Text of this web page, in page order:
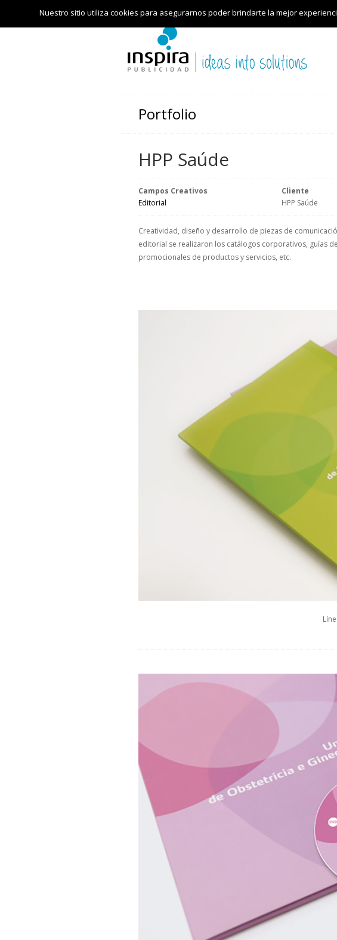
Portfolio
HPP Saúde
Campos Creativos
Editorial
Cliente
HPP Saúde
Creatividad, diseño y desarrollo de piezas de
editorial se realizaron los catálogos corporativos, guías
promocionales de productos y servicios, etc.
Nuestro sitio utiliza cookies para asegurarnos poder brindarte la mejor